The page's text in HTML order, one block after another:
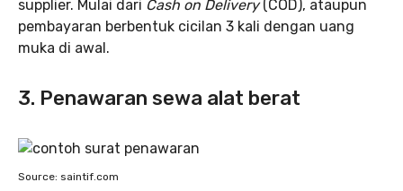
supplier. Mulai dari Cash on Delivery(COD), ataupun
pembayaran berbentuk cicilan 3 kali dengan uang
muka di awal.
3. Penawaran sewa alat berat
Source: saintif.com